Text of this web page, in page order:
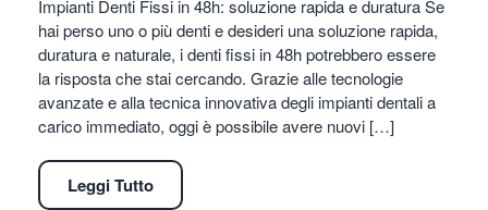
Impianti Denti Fissi in 48h: soluzione rapida e duratura Se
hai perso uno o più denti e desideri una soluzione rapida,
duratura e naturale, i denti fissi in 48h potrebbero essere
la risposta che stai cercando. Grazie alle tecnologie
avanzate e alla tecnica innovativa degli impianti dentali a
carico immediato, oggi è possibile avere nuovi […]
Leggi Tutto